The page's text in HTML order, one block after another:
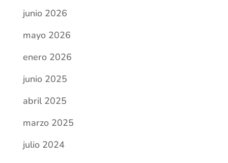
abril 2025
marzo 2025
julio 2024
diciembre 2023
octubre 2023
junio 2023
mayo 2023